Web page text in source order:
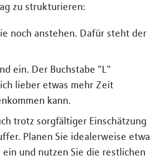
zu strukturieren:
noch anstehen. Dafür steht der
ein. Der Buchstabe "L"
lieber etwas mehr Zeit
kann.
trotz sorgfältiger Einschätzung
Planen Sie idealerweise etwa
und nutzen Sie die restlichen